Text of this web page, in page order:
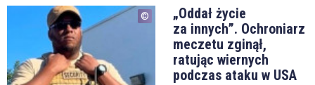
„Oddał życie
za innych”. Ochroniarz
meczetu zginął,
ratując wiernych
podczas ataku w USA